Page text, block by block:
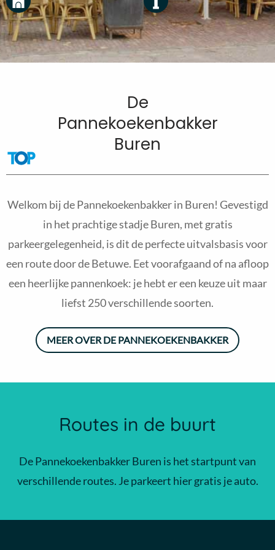
De
Pannekoekenbakker
Buren
Welkom bij de Pannekoekenbakker in Buren! Gevestigd
in het prachtige stadje Buren, met gratis
parkeergelegenheid, is dit de perfecte uitvalsbasis voor
een route door de Betuwe. Eet voorafgaand of na afloop
een heerlijke pannenkoek: je hebt er een keuze uit maar
liefst 250 verschillende soorten.
MEER OVER DE PANNEKOEKENBAKKER
Routes in de buurt
De Pannekoekenbakker Buren is het startpunt van
verschillende routes. Je parkeert hier gratis je auto.